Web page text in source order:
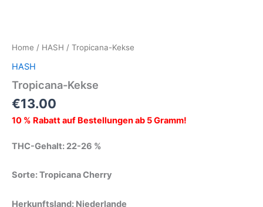
Home / HASH / Tropicana-Kekse
HASH
Tropicana-Kekse
€13.00
10 % Rabatt auf Bestellungen ab 5 Gramm!
THC-Gehalt: 22-26 %
Sorte: Tropicana Cherry
Herkunftsland: Niederlande